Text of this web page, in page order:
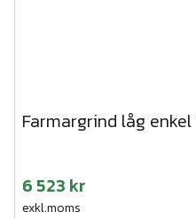
Farmargrind låg
6 523 kr
exkl.moms